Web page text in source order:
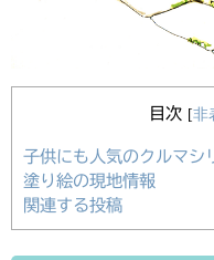
目次 [非
子供にも人気のクルマシ
塗り絵の現地情報
関連する投稿